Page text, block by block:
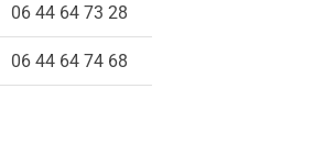
06 44 64 73 28
06 44 64 74 68